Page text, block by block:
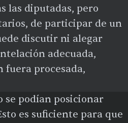
las diputadas, pero
de participar de un
discutir ni alegar
adecuada,
fuera procesada,
se podían posicionar
es suficiente para que